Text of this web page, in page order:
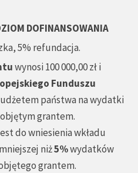
DOFINANSOWANIA
5% refundacja.
wynosi 100 000,00 zł i
Funduszu
państwa na wydatki
grantem.
do wniesienia wkładu
niż5%wydatków
grantem.